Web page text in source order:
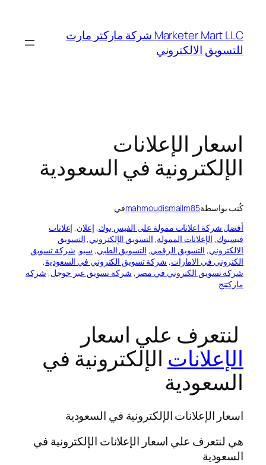
Marketer Mart LLC شركة ماركتر مارت
للتسويق الالكتروني
اسعار الإعلانات
الإلكترونية في السعودية
كُتب بواسطةmahmoudismailm85في
أفضل شركة اعلانات ممولة على الفيس بوك, إعلان, إعلانات
فيسبوك, الإعلانات الممولة, التسويق الإلكتروني, التسويق
الالكتروني, التسويق الرقمي, التسويق الطبي, سيو, شركة تسويق
الكتروني في الامارات, شركة تسويق الكتروني في السعودية,
شركة تسويق الكتروني في مصر, شركة تسويق عبر جوجل, شركة
ماركتنج
لنتعرف علي اسعار
الإعلاناتالإلكترونية في
السعودية
اسعار الإعلانات الإلكترونية في السعودية
هي لنتعرف علي اسعار الإعلانات الإلكترونية في
السعودية